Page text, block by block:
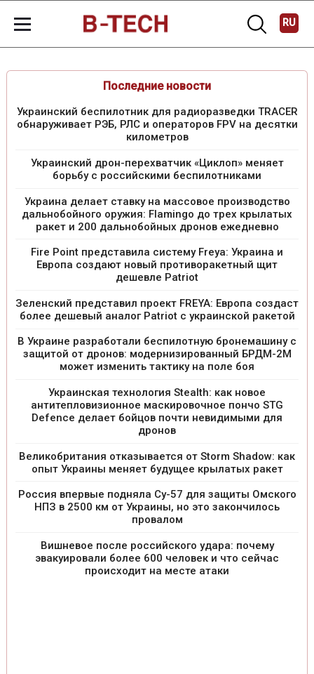
RU
Последние новости
Украинский беспилотник для радиоразведки TRACER
обнаруживает РЭБ, РЛС и операторов FPV на десятки
километров
Украинский дрон-перехватчик «Циклоп» меняет
борьбу с российскими беспилотниками
Украина делает ставку на массовое производство
дальнобойного оружия: Flamingo до трех крылатых
ракет и 200 дальнобойных дронов ежедневно
Fire Point представила систему Freya: Украина и
Европа создают новый противоракетный щит
дешевле Patriot
Зеленский представил проект FREYA: Европа создаст
более дешевый аналог Patriot с украинской ракетой
В Украине разработали беспилотную бронемашину с
защитой от дронов: модернизированный БРДМ-2М
может изменить тактику на поле боя
Украинская технология Stealth: как новое
антитепловизионное маскировочное пончо STG
Defence делает бойцов почти невидимыми для
дронов
Великобритания отказывается от Storm Shadow: как
опыт Украины меняет будущее крылатых ракет
Россия впервые подняла Су-57 для защиты Омского
НПЗ в 2500 км от Украины, но это закончилось
провалом
Вишневое после российского удара: почему
эвакуировали более 600 человек и что сейчас
происходит на месте атаки